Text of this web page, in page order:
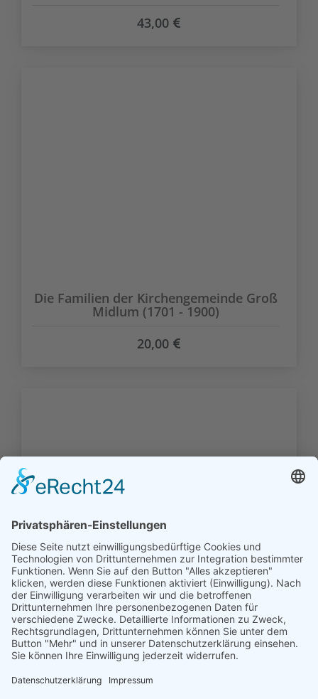
43,00
Die Familien der Kirchengemeinde Groß
Midlum (1701 - 1900)
20,00
Die Familien der ev.-ref.
Kirchengemeinde Hinte (1697 - 1910)
58,00